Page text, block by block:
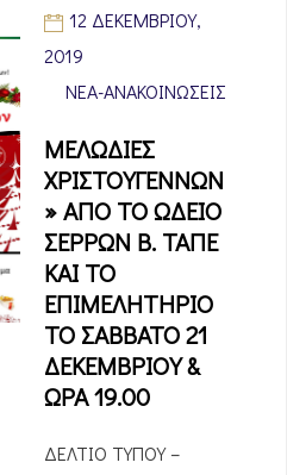
12 ΔΕΚΕΜΒΡΊΟΥ,
2019
ΝΈΑ-ΑΝΑΚΟΙΝΏΣΕΙΣ
ΜΕΛΩΔΙΕΣ
ΧΡΙΣΤΟΥΓΕΝΝΩΝ
» ΑΠΟ ΤΟ ΩΔΕΙΟ
ΣΕΡΡΩΝ Β. ΤΑΠΕ
ΚΑΙ ΤΟ
ΕΠΙΜΕΛΗΤΗΡΙΟ
ΤΟ ΣΑΒΒΑΤΟ 21
ΔΕΚΕΜΒΡΙΟΥ &
ΩΡΑ 19.00
ΔΕΛΤΙΟ ΤΥΠΟΥ –